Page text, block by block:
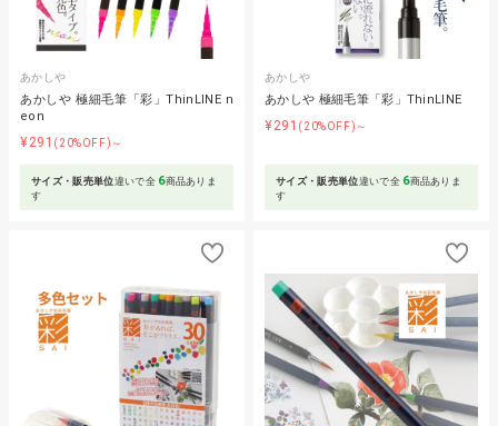
あかしや
あかしや 極細毛筆「彩」ThinLINE n
eon
¥291 (20%OFF)～
サイズ・販売単位違いで全 6商品ありま
す
あかしや
あかしや 極細毛筆「彩」ThinLINE
¥291 (20%OFF)～
サイズ・販売単位違いで全 6商品ありま
す